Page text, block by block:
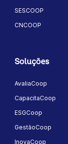
SESCOOP
CNCOOP
Soluções
AvaliaCoop
CapacitaCoop
ESGCoop
GestãoCoop
InovaCoop